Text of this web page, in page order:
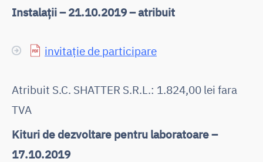
Instalații – 21.10.2019 – atribuit
invitație de participare
Atribuit S.C. SHATTER S.R.L.: 1.824,00 lei fara
TVA
Kituri de dezvoltare pentru laboratoare –
17.10.2019